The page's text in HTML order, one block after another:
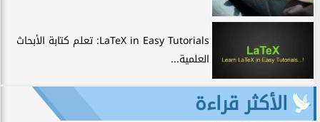
LaTeX in Easy Tutorials: تعلم كتابة الأبحاث
العلمية...
الأكثر قراءة